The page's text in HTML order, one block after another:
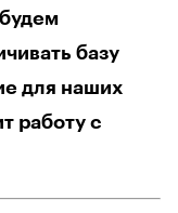
базу
для наших
работу с